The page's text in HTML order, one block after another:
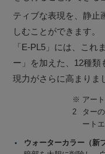
ティブな表現を、静止
しむことができます。
「E-PL5」には、これ
ー」を加えた、12種類
現力がさらに高まりま
※
2
アー
ター
ート
ウォーターカラー（新